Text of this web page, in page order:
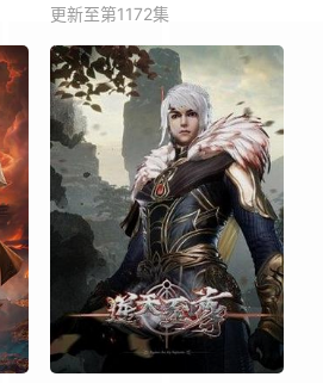
更新至第1172集